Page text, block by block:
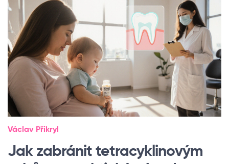
Václav Přikryl
Jak zabránit tetracyklinovým